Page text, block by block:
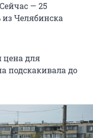
— 25
из Челябинска
цена для
подскакивала до